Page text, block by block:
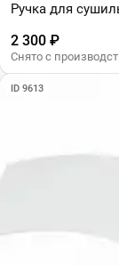
Ручка для
2 300 ₽
Снято с
ID 9613